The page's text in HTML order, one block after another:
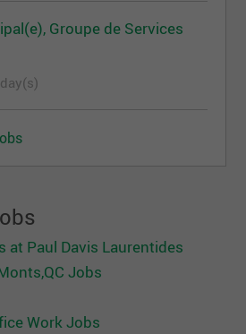
Groupe de Services
at Paul Davis Laurentides
Jobs
Work Jobs